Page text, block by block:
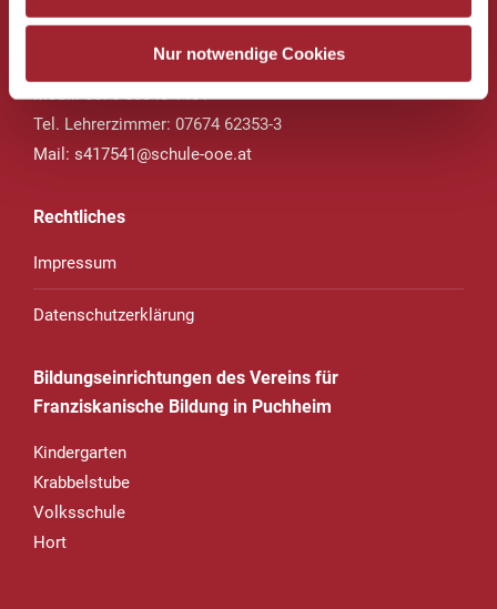
Nur notwendige Cookies
Tel. Direktion: 07674 62353-1
Mobil: 0676 88348 1401
Tel. Lehrerzimmer: 07674 62353-3
Mail: s417541@schule-ooe.at
Rechtliches
Impressum
Datenschutzerklärung
Bildungseinrichtungen des Vereins für
Franziskanische Bildung in Puchheim
Kindergarten
Krabbelstube
Volksschule
Hort